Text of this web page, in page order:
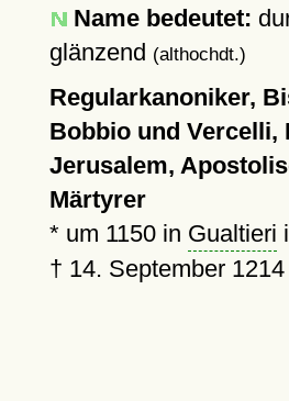
Name bedeutet:
glänzend (althochdt.)
Regularkanoniker,
Bobbio und Vercelli,
Jerusalem,
Märtyrer
* um 1150in Gualtieri
† 14. September 1214